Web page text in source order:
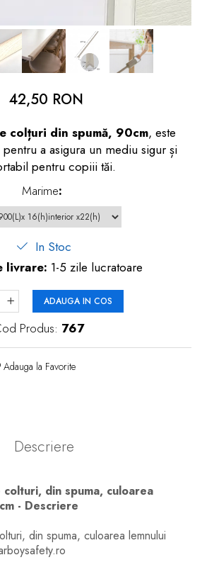
42,50 RON
colțuri din spumă, 90cm, este
a asigura un mediu sigur și
pentru copiii tăi.
Marime:
In Stoc
livrare: 1-5 zile lucratoare
ADAUGA IN COS
Produs: 767
Adauga la Favorite
Descriere
din spuma, culoarea
- Descriere
din spuma, culoarea lemnului